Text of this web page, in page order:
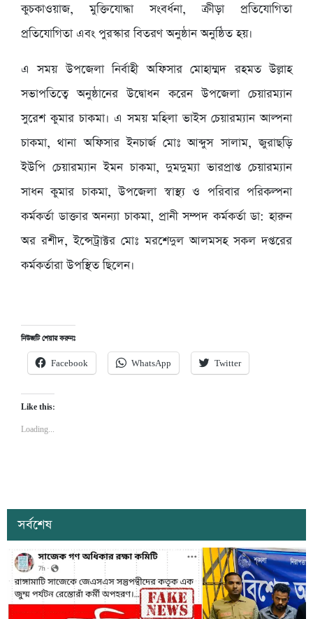
কুচকাওয়াজ, মুক্তিযোদ্ধা সংবর্ধনা, ক্রীড়া প্রতিযোগিতা
প্রতিযোগিতা এবং পুরস্কার বিতরণ অনুষ্ঠান অনুষ্ঠিত হয়।
এ সময় উপজেলা নির্বাহী অফিসার মোহাম্মদ রহমত উল্লাহ
সভাপতিত্বে অনুষ্ঠানের উদ্বোধন করেন উপজেলা চেয়ারম্যান
সুরেশ কুমার চাকমা। এ সময় মহিলা ভাইস চেয়ারম্যান আল্পনা
চাকমা, থানা অফিসার ইনচার্জ মোঃ আব্দুস সালাম, জুরাছড়ি
ইউপি চেয়ারম্যান ইমন চাকমা, দুমদুম্যা ভারপ্রাপ্ত চেয়ারম্যান
সাধন কুমার চাকমা, উপজেলা স্বাস্থ্য ও পরিবার পরিকল্পনা
কর্মকর্তা ডাক্তার অনন্যা চাকমা, প্রানী সম্পদ কর্মকর্তা ডা: হারুন
অর রশীদ, ইন্সেট্রাক্টর মোঃ মরশেদুল আলমসহ সকল দপ্তরের
কর্মকর্তারা উপস্থিত ছিলেন।
নিউজটি শেয়ার করুনঃ
Facebook WhatsApp Twitter
Like this:
Loading...
সর্বশেষ